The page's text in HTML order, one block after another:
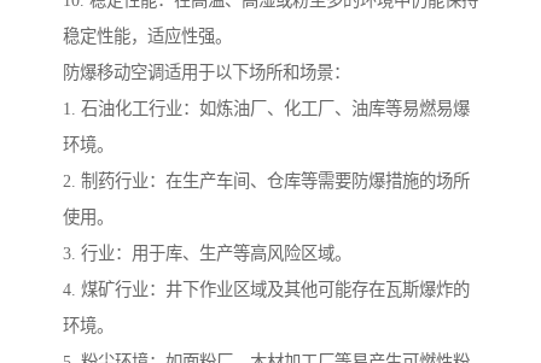
稳定性能，适应性强。
防爆移动空调适用于以下场所和场景：
1. 石油化工行业：如炼油厂、化工厂、油库等易燃易爆
环境。
2. 制药行业：在生产车间、仓库等需要防爆措施的场所
使用。
3. 行业：用于库、生产等高风险区域。
4. 煤矿行业：井下作业区域及其他可能存在瓦斯爆炸的
环境。